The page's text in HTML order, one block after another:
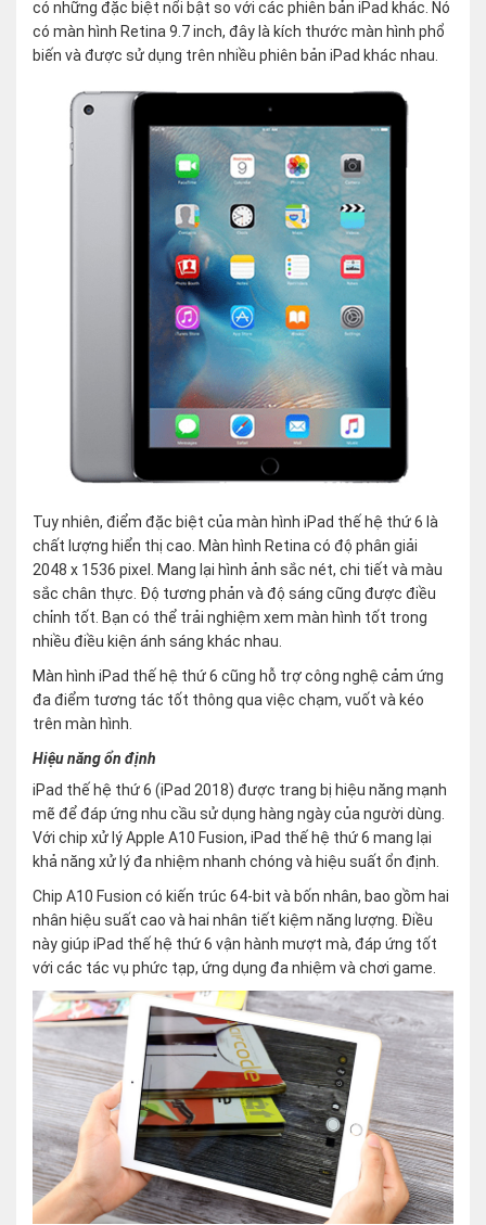
có những đặc biệt nổi bật so với các phiên bản iPad khác. Nó
có màn hình Retina 9.7 inch, đây là kích thước màn hình phổ
biến và được sử dụng trên nhiều phiên bản iPad khác nhau.
Tuy nhiên, điểm đặc biệt của màn hình iPad thế hệ thứ 6 là
chất lượng hiển thị cao. Màn hình Retina có độ phân giải
2048 x 1536 pixel. Mang lại hình ảnh sắc nét, chi tiết và màu
sắc chân thực. Độ tương phản và độ sáng cũng được điều
chỉnh tốt. Bạn có thể trải nghiệm xem màn hình tốt trong
nhiều điều kiện ánh sáng khác nhau.
Màn hình iPad thế hệ thứ 6 cũng hỗ trợ công nghệ cảm ứng
đa điểm tương tác tốt thông qua việc chạm, vuốt và kéo
trên màn hình.
Hiệu năng ổn định
iPad thế hệ thứ 6 (iPad 2018) được trang bị hiệu năng mạnh
mẽ để đáp ứng nhu cầu sử dụng hàng ngày của người dùng.
Với chip xử lý Apple A10 Fusion, iPad thế hệ thứ 6 mang lại
khả năng xử lý đa nhiệm nhanh chóng và hiệu suất ổn định.
Chip A10 Fusion có kiến trúc 64-bit và bốn nhân, bao gồm hai
nhân hiệu suất cao và hai nhân tiết kiệm năng lượng. Điều
này giúp iPad thế hệ thứ 6 vận hành mượt mà, đáp ứng tốt
với các tác vụ phức tạp, ứng dụng đa nhiệm và chơi game.